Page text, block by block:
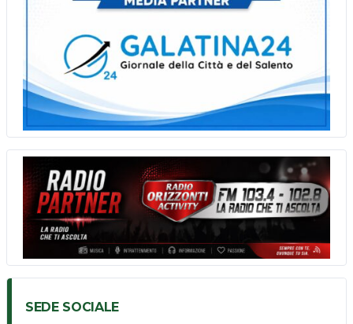
SEDE SOCIALE